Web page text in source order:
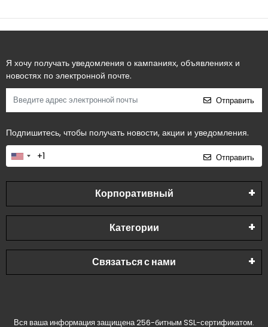
Я хочу получать уведомления о кампаниях, объявлениях и
новостях по электронной почте.
Отправить
Подпишитесь, чтобы получать новости, акции и уведомления.
Отправить
Корпоративный
Категории
Связаться с нами
Вся ваша информация защищена 256-битным SSL-сертификатом.